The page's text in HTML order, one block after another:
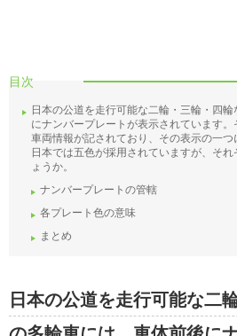
目次
日本の公道を走行可能な二輪・三輪・四
にナンバープレートが表示されています
車両情報が記されており、その表示の一つ
日本では五色が採用されていますが、そ
ょうか。
ナンバープレートの管轄
各プレート色の意味
まとめ
日本の公道を走行可能な二